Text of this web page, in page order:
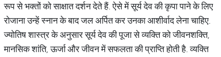
रूप से भक्तों को साक्षात दर्शन देते हैं. ऐसे में सूर्य देव की कृपा पाने के लिए
रोजाना उन्हें स्नान के बाद जल अर्पित कर उनका आशीर्वाद लेना चाहिए.
ज्योतिष शास्त्र के अनुसार सूर्य देव की पूजा से व्यक्ति को जीवनशक्ति,
मानसिक शांति, ऊर्जा और जीवन में सफलता की प्राप्ति होती है. व्यक्ति